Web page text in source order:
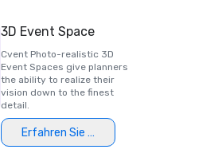
3D Event Space
Cvent Photo-realistic 3D
Event Spaces give planners
the ability to realize their
vision down to the finest
detail.
Erfahren Sie mehr